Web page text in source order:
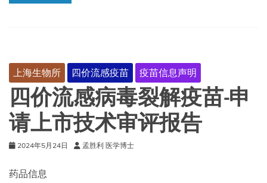
书
上海生物所 四价流感疫苗 疫苗信息声明
四价流感病毒裂解疫苗-申
请上市技术审评报告
2024年5月24日 孟胜利 医学博士
药品信息